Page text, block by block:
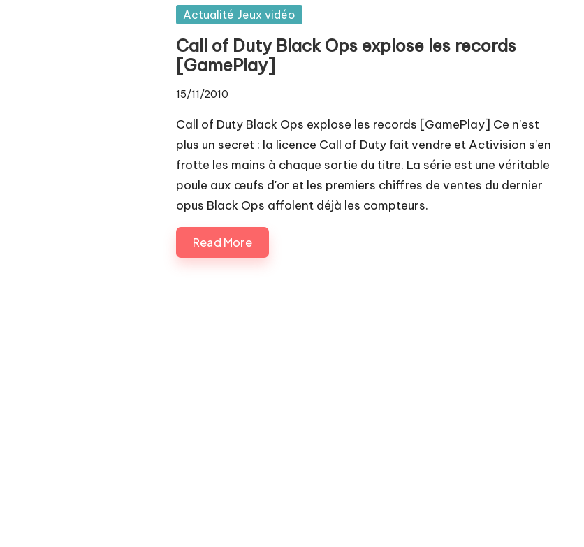
Posted
Actualité Jeux vidéo
Call of Duty Black Ops explose les records
[GamePlay]
15/11/2010
Call of Duty Black Ops explose les records [GamePlay] Ce n'est
plus un secret : la licence Call of Duty fait vendre et Activision s'en
frotte les mains à chaque sortie du titre. La série est une véritable
poule aux œufs d'or et les premiers chiffres de ventes du dernier
opus Black Ops affolent déjà les compteurs.
Read More